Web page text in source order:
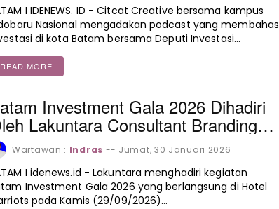
I IDENEWS. ID - Citcat Creative bersama kampus
Nasional mengadakan podcast yang membahas
di kota Batam bersama Deputi Investasi…
READ MORE
Investment Gala 2026 Dihadiri
Lakuntara Consultant Branding
Pendorong UMKM Batam
Wartawan : Indras -- Jumat, 30 Januari 2026
I idenews.id - Lakuntara menghadiri kegiatan
Investment Gala 2026 yang berlangsung di Hotel
pada Kamis (29/09/2026)…